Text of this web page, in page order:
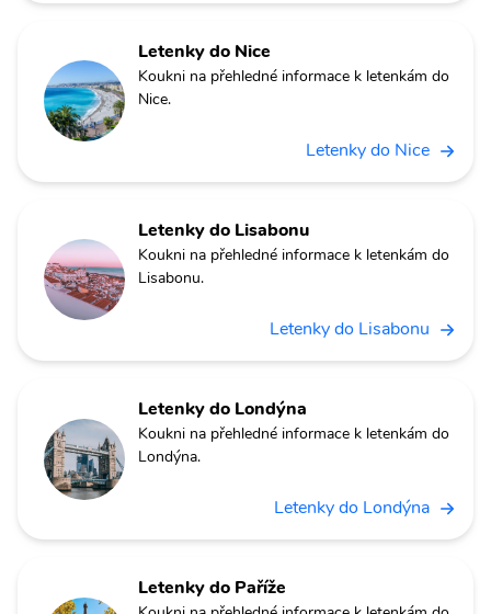
Letenky do Nice
Koukni na přehledné informace k letenkám do
Nice.
Letenky do Nice
Letenky do Lisabonu
Koukni na přehledné informace k letenkám do
Lisabonu.
Letenky do Lisabonu
Letenky do Londýna
Koukni na přehledné informace k letenkám do
Londýna.
Letenky do Londýna
Letenky do Paříže